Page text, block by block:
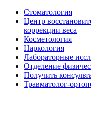
Стоматология
Центр
коррекции веса
Косметология
Наркология
Лабораторные
Отделение
Получить
Травматолог-